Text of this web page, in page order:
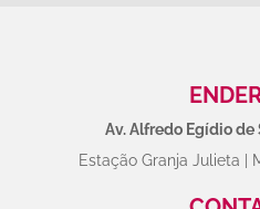
Av. Alfredo Egídio de
Estação Granja Julieta |